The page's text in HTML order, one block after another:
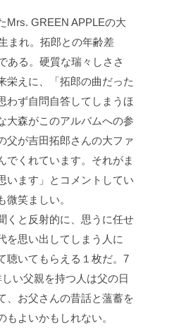
Mrs. GREEN APPLEの大
まれ。拓郎との年齢差
ある。硬質な瑞々しささ
栄えに、「拓郎の曲だった
わず自問自答してしまうほ
大森がこのアルバムへの参
父が吉田拓郎さんの大ファ
でくれています。それがま
います」とコメントしてい
微笑ましい。
くと反射的に、思うに任せ
を思い出してしまう人に
聴いてもらえる１枚だ。7
い父親を持つ人は父の日
、お父さんの昔話と薀蓄を
もよいかもしれない。